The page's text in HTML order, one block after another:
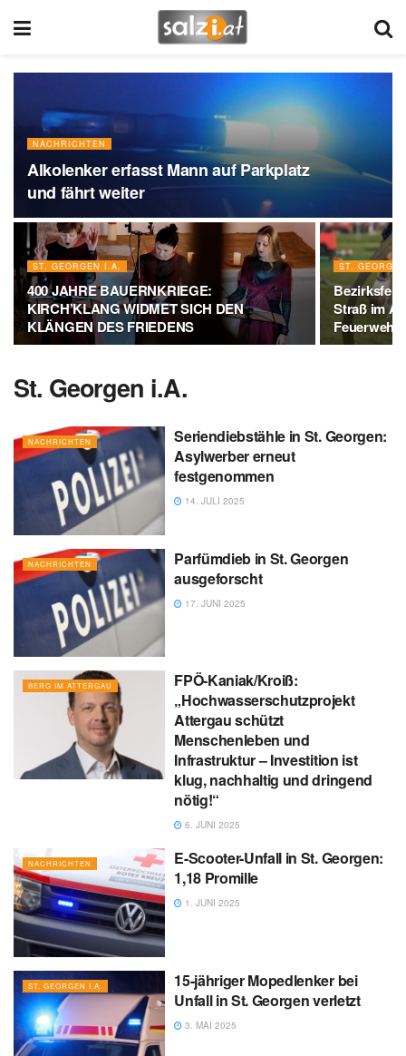
NACHRICHTEN
Alkolenker erfasst Mann auf Parkplatz
und fährt weiter
ST. GEORGEN I.A.
400 JAHRE BAUERNKRIEGE:
KIRCH’KLANG WIDMET SICH DEN
KLÄNGEN DES FRIEDENS
ST.
Straß im
St. Georgen i.A.
NACHRICHTEN
Seriendiebstähle in St. Georgen:
Asylwerber erneut
festgenommen
14. JULI 2025
NACHRICHTEN
Parfümdieb in St. Georgen
ausgeforscht
17. JUNI 2025
BERG IM ATTERGAU
FPÖ-Kaniak/Kroiß:
„Hochwasserschutzprojekt
Attergau schützt
Menschenleben und
Infrastruktur – Investition ist
klug, nachhaltig und dringend
nötig!“
6. JUNI 2025
NACHRICHTEN
E-Scooter-Unfall in St. Georgen:
1,18 Promille
1. JUNI 2025
ST. GEORGEN I.A.
15-jähriger Mopedlenker bei
Unfall in St. Georgen verletzt
3. MAI 2025